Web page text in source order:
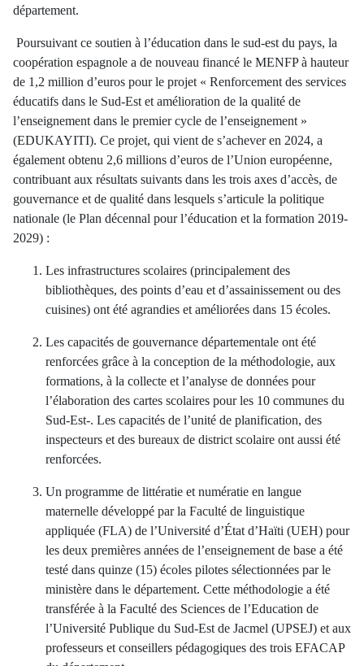
département.
Poursuivant ce soutien à l’éducation dans le sud-est du pays, la
coopération espagnole a de nouveau financé le MENFP à hauteur
de 1,2 million d’euros pour le projet « Renforcement des services
éducatifs dans le Sud-Est et amélioration de la qualité de
l’enseignement dans le premier cycle de l’enseignement »
(EDUKAYITI). Ce projet, qui vient de s’achever en 2024, a
également obtenu 2,6 millions d’euros de l’Union européenne,
contribuant aux résultats suivants dans les trois axes d’accès, de
gouvernance et de qualité dans lesquels s’articule la politique
nationale (le Plan décennal pour l’éducation et la formation 2019-
2029) :
Les infrastructures scolaires (principalement des
bibliothèques, des points d’eau et d’assainissement ou des
cuisines) ont été agrandies et améliorées dans 15 écoles.
Les capacités de gouvernance départementale ont été
renforcées grâce à la conception de la méthodologie, aux
formations, à la collecte et l’analyse de données pour
l’élaboration des cartes scolaires pour les 10 communes du
Sud-Est-. Les capacités de l’unité de planification, des
inspecteurs et des bureaux de district scolaire ont aussi été
renforcées.
Un programme de littératie et numératie en langue
maternelle développé par la Faculté de linguistique
appliquée (FLA) de l’Université d’État d’Haïti (UEH) pour
les deux premières années de l’enseignement de base a été
testé dans quinze (15) écoles pilotes sélectionnées par le
ministère dans le département. Cette méthodologie a été
transférée à la Faculté des Sciences de l’Education de
l’Université Publique du Sud-Est de Jacmel (UPSEJ) et aux
professeurs et conseillers pédagogiques des trois EFACAP